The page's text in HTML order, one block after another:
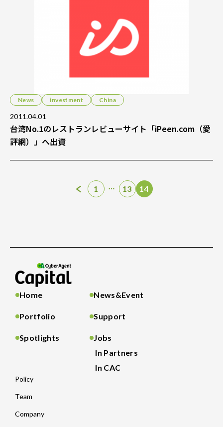
News investment China
2011.04.01
台湾No.1のレストランレビューサイト「iPeen.com（愛
評網）」へ出資
1 … 13 14
Home
Portfolio
Spotlights
News&Event
Support
Jobs
In Partners
In CAC
Policy
Team
Company